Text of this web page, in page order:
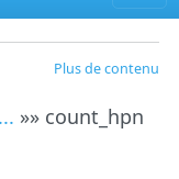
Plus de contenu
»» count_hpn